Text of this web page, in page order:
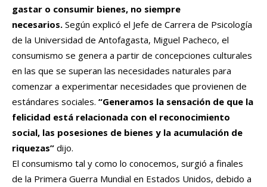
gastar o consumir bienes, no siempre
necesarios. Según explicó el Jefe de Carrera de Psicología
de la Universidad de Antofagasta, Miguel Pacheco, el
consumismo se genera a partir de concepciones culturales
en las que se superan las necesidades naturales para
comenzar a experimentar necesidades que provienen de
estándares sociales. “Generamos la sensación de que la
felicidad está relacionada con el reconocimiento
social, las posesiones de bienes y la acumulación de
riquezas” dijo.
El consumismo tal y como lo conocemos, surgió a finales
de la Primera Guerra Mundial en Estados Unidos, debido a